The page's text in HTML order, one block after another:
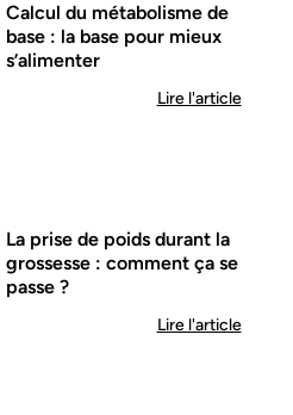
Calcul du métabolisme de
base : la base pour mieux
s’alimenter
Lire l'article
La prise de poids durant la
grossesse : comment ça se
passe ?
Lire l'article